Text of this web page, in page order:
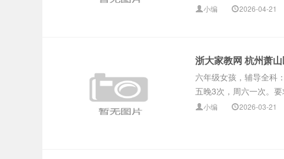
小编 2026-04-21
浙大家教网 杭州萧
六年级女孩，辅导全科
五晚3次，周六一次。
小编 2026-03-21